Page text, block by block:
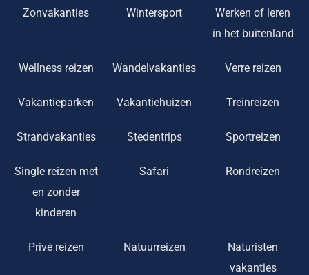
Zonvakanties Wintersport
Werken of leren
in het buitenland
Wellness reizen Wandelvakanties Verre reizen
Vakantieparken Vakantiehuizen Treinreizen
Strandvakanties Stedentrips Sportreizen
Single reizen met
en zonder
kinderen
Safari Rondreizen
Privé reizen Natuurreizen
Naturisten
vakanties